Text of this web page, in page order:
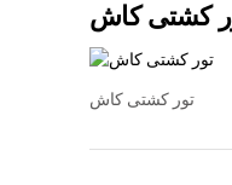
کشتی کاش
تور کشتی کاش